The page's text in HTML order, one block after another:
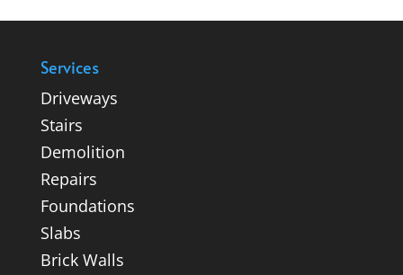
Services
Driveways
Stairs
Demolition
Repairs
Foundations
Slabs
Brick Walls